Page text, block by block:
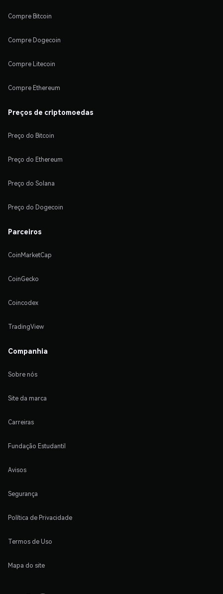
Compre Bitcoin
Compre Dogecoin
Compre Litecoin
Compre Ethereum
Preços de criptomoedas
Preço do Bitcoin
Preço do Ethereum
Preço do Solana
Preço do Dogecoin
Parceiros
CoinMarketCap
CoinGecko
Coincodex
TradingView
Companhia
Sobre nós
Site da marca
Carreiras
Fundação Estudantil
Avisos
Segurança
Política de Privacidade
Termos de Uso
Mapa do site